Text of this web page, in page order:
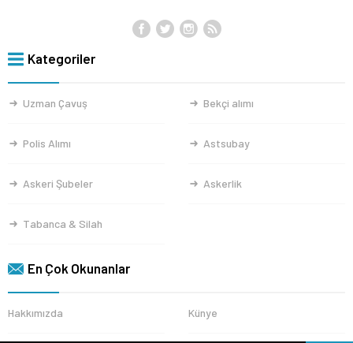
Kategoriler
Uzman Çavuş Bekçi alımı
Polis Alımı Astsubay
Askeri Şubeler Askerlik
Tabanca & Silah
En Çok Okunanlar
Hakkımızda Künye